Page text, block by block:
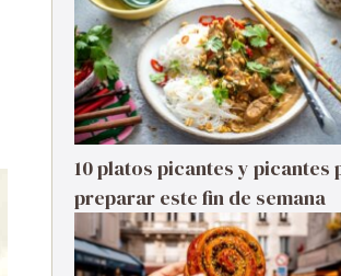
10 platos picantes y picantes
preparar este fin de semana